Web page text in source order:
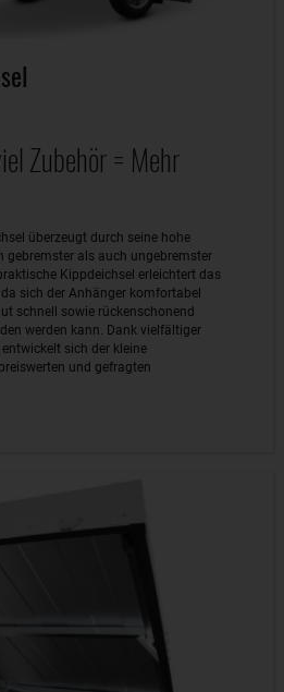
Zubehör = Mehr
überzeugt durch seine hohe
als auch ungebremster
Kippdeichsel erleichtert das
sich der Anhänger komfortabel
schnell sowie rückenschonend
werden kann. Dank vielfältiger
sich der kleine
und gefragten